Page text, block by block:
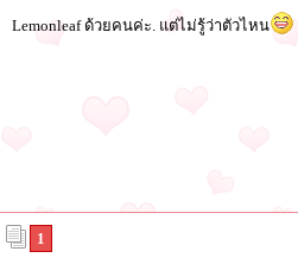
Lemonleaf ด้วยคนค่ะ. แต่ไม่รู้ว่าตัวไหน
1